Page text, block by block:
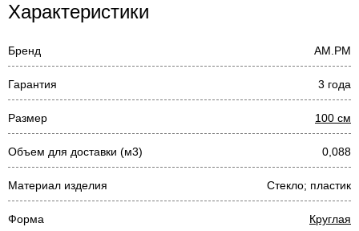
Характеристики
Бренд AM.PM
Гарантия 3 года
Размер 100 см
Объем для доставки (м3) 0,088
Материал изделия Стекло; пластик
Форма Круглая